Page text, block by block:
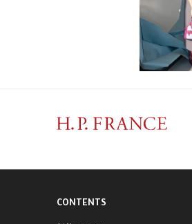
CONTENTS